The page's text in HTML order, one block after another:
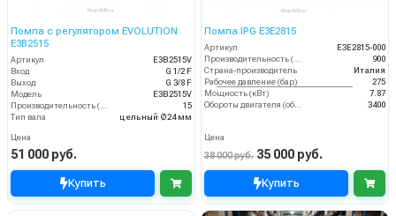
Помпа с регулятором EVOLUTION
E3B2515
Артикул
E3B2515V
Вход
G 1/2 F
Выход
G 3/8 F
Модель
E3B2515V
15
Тип вала
цельный Ø24 мм
Цена
51 000 руб.
Купить
Помпа IPG E3E2815
Артикул
E3E2815-000
900
Страна-производитель
Италия
Рабочее давление (бар)
275
Мощность (кВт)
7.87
3400
Цена
38 000 руб. 35 000 руб.
Купить